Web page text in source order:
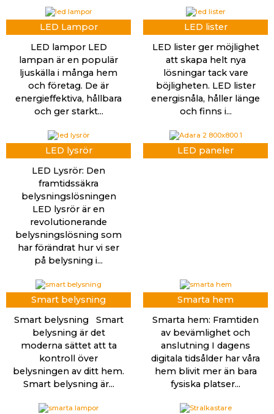
LED Lampor
LED lampor LED
lampan är en populär
ljuskälla i många hem
och företag. De är
energieffektiva, hållbara
och ger starkt...
LED lister
LED lister ger möjlighet
att skapa helt nya
lösningar tack vare
böjligheten. LED lister
energisnåla, håller länge
och finns i...
LED lysrör
LED Lysrör: Den
framtidssäkra
belysningslösningen
LED lysrör är en
revolutionerande
belysningslösning som
har förändrat hur vi ser
på belysning i...
LED paneler
Smart belysning
Smart belysning Smart
belysning är det
moderna sättet att ta
kontroll över
belysningen av ditt hem.
Smart belysning är...
Smarta hem
Smarta hem: Framtiden
av bevämlighet och
anslutning I dagens
digitala tidsålder har våra
hem blivit mer än bara
fysiska platser...